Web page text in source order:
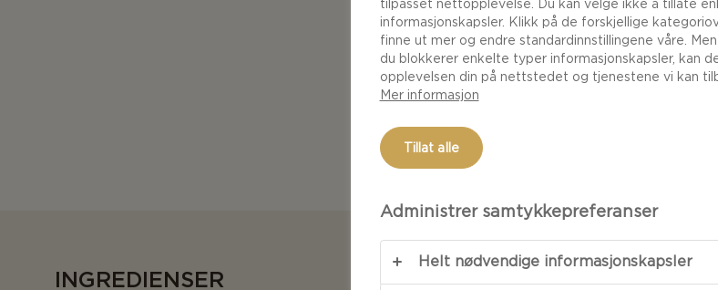
INGREDIENSER
tilpasset nettopplevelse. Du kan velge ikke å tillate
informasjonskapsler. Klikk på de forskjellige
finne ut mer og endre standardinnstillingene våre.
du blokkerer enkelte typer informasjonskapsler, kan
opplevelsen din på nettstedet og tjenestene vi kan
Mer informasjon
Tillat alle
Administrer samtykkepreferanser
Helt nødvendige informasjonskapsler